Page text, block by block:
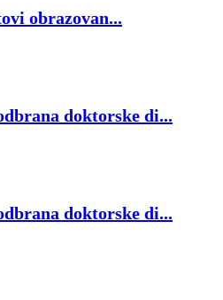
obrazovan...
doktorske di...
doktorske di...